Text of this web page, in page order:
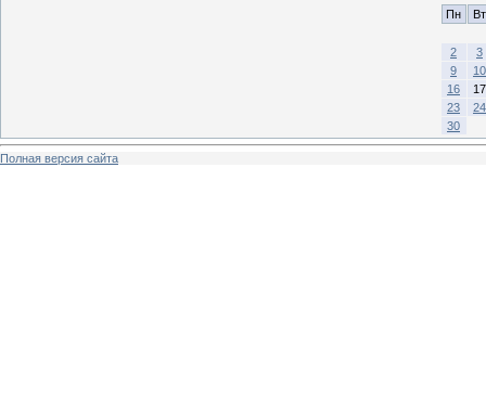
Пн Вт
2
3
9
10
16
17
23
24
30
Полная версия сайта